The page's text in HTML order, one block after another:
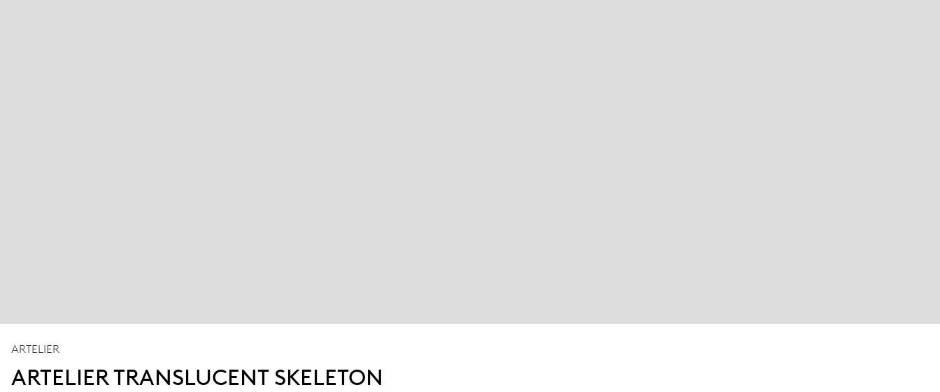
ARTELIER
ARTELIER TRANSLUCENT SKELETON